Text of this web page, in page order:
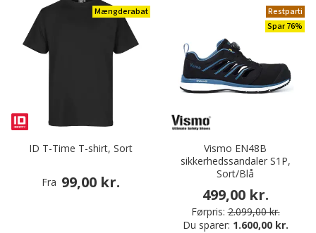
Mængderabat
ID T-Time T-shirt, Sort
Fra 99,00 kr.
Restparti
Spar 76%
Vismo EN48B
sikkerhedssandaler S1P,
Sort/Blå
499,00 kr.
Førpris: 2.099,00 kr.
Du sparer: 1.600,00 kr.